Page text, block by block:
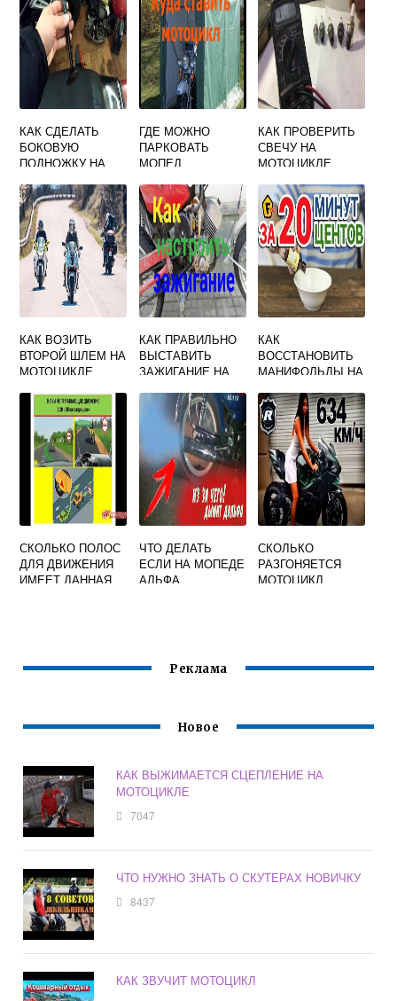
КАК СДЕЛАТЬ
БОКОВУЮ
ПОДНОЖКУ НА
ПЛАНЕТА 5
ГДЕ МОЖНО
ПАРКОВАТЬ
МОПЕД
КАК ПРОВЕРИТЬ
СВЕЧУ НА
МОТОЦИКЛЕ
КАК ВОЗИТЬ
ВТОРОЙ ШЛЕМ НА
МОТОЦИКЛЕ
КАК ПРАВИЛЬНО
ВЫСТАВИТЬ
ЗАЖИГАНИЕ НА
КАРПАТЫ
КАК
ВОССТАНОВИТЬ
МАНИФОЛЬДЫ НА
СКОЛЬКО ПОЛОС
ДЛЯ ДВИЖЕНИЯ
ИМЕЕТ ДАННАЯ
ЧТО ДЕЛАТЬ
ЕСЛИ НА МОПЕДЕ
АЛЬФА
СКОЛЬКО
РАЗГОНЯЕТСЯ
МОТОЦИКЛ
Реклама
Новое
КАК ВЫЖИМАЕТСЯ СЦЕПЛЕНИЕ НА
МОТОЦИКЛЕ
7047
ЧТО НУЖНО ЗНАТЬ О СКУТЕРАХ НОВИЧКУ
8437
КАК ЗВУЧИТ МОТОЦИКЛ